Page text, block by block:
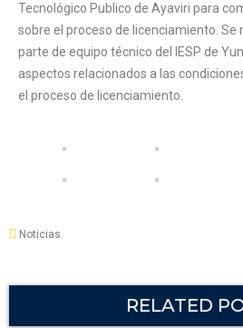
Tecnológico Publico de Ayaviri para
sobre el proceso de licenciamiento. Se
parte de equipo técnico del IESP de
aspectos relacionados a las
el proceso de licenciamiento.
Noticias
RELATED